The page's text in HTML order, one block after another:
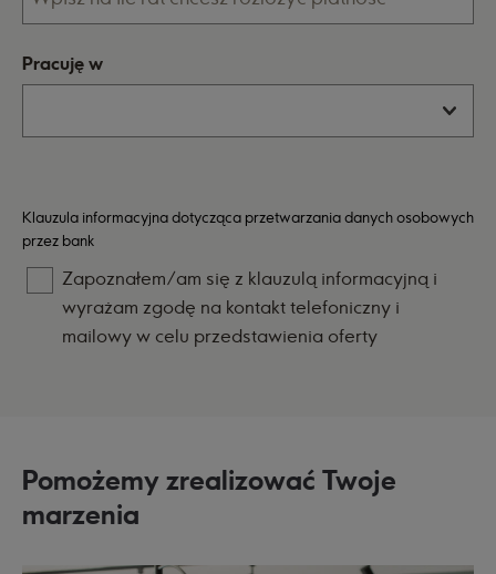
Pracuję w
Klauzula informacyjnadotycząca przetwarzania danych osobowych
przez bank
Zapoznałem/am się z klauzulą informacyjną i
wyrażam zgodę na kontakt telefoniczny i
mailowy w celu przedstawienia oferty
Pomożemy zrealizować Twoje
marzenia